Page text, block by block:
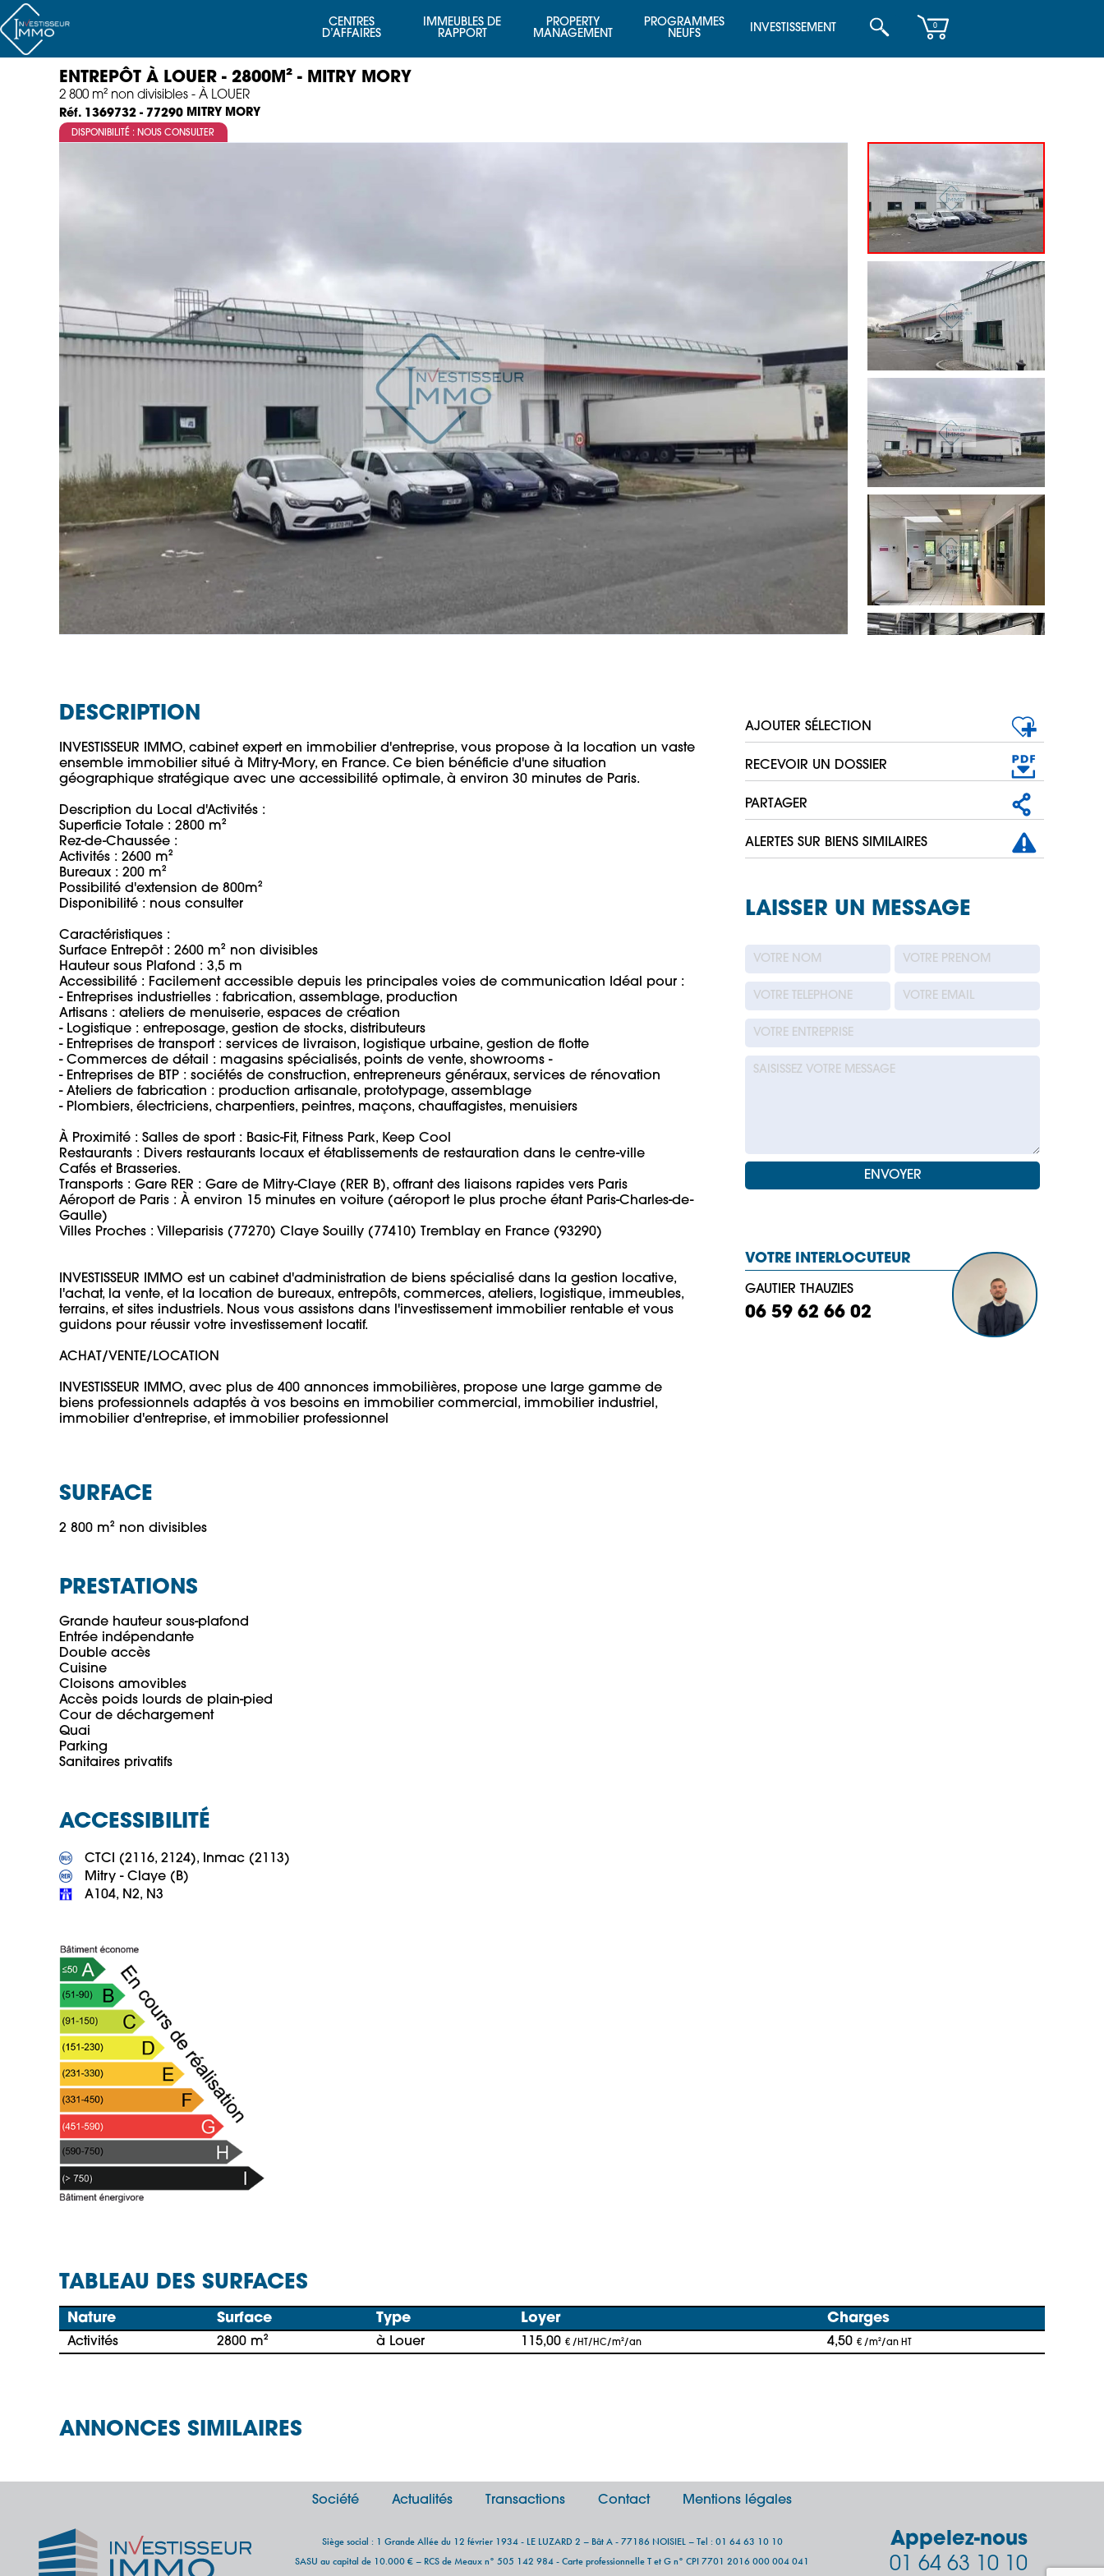
CENTRES
D’AFFAIRES
IMMEUBLES DE
RAPPORT
PROPERTY
MANAGEMENT
PROGRAMMES
NEUFS
INVESTISSEMENT 0
ENTREPÔT À LOUER - 2800M² - MITRY MORY
2 800 m² non divisibles - À LOUER
Réf. 1369732 - 77290 MITRY MORY
DISPONIBILITÉ : NOUS CONSULTER
DESCRIPTION
INVESTISSEUR IMMO, cabinet expert en immobilier d'entreprise, vous propose à la location un vaste
ensemble immobilier situé à Mitry-Mory, en France. Ce bien bénéficie d'une situation
géographique stratégique avec une accessibilité optimale, à environ 30 minutes de Paris.
Description du Local d'Activités :
Superficie Totale : 2800 m²
Rez-de-Chaussée :
Activités : 2600 m²
Bureaux : 200 m²
Possibilité d'extension de 800m²
Disponibilité : nous consulter
Caractéristiques :
Surface Entrepôt : 2600 m² non divisibles
Hauteur sous Plafond : 3,5 m
Accessibilité : Facilement accessible depuis les principales voies de communication Idéal pour :
- Entreprises industrielles : fabrication, assemblage, production
Artisans : ateliers de menuiserie, espaces de création
- Logistique : entreposage, gestion de stocks, distributeurs
- Entreprises de transport : services de livraison, logistique urbaine, gestion de flotte
- Commerces de détail : magasins spécialisés, points de vente, showrooms -
- Entreprises de BTP : sociétés de construction, entrepreneurs généraux, services de rénovation
- Ateliers de fabrication : production artisanale, prototypage, assemblage
- Plombiers, électriciens, charpentiers, peintres, maçons, chauffagistes, menuisiers
À Proximité : Salles de sport : Basic-Fit, Fitness Park, Keep Cool
Restaurants : Divers restaurants locaux et établissements de restauration dans le centre-ville
Cafés et Brasseries.
Transports : Gare RER : Gare de Mitry-Claye (RER B), offrant des liaisons rapides vers Paris
Aéroport de Paris : À environ 15 minutes en voiture (aéroport le plus proche étant Paris-Charles-de-
Gaulle)
Villes Proches : Villeparisis (77270) Claye Souilly (77410) Tremblay en France (93290)
INVESTISSEUR IMMO est un cabinet d'administration de biens spécialisé dans la gestion locative,
l'achat, la vente, et la location de bureaux, entrepôts, commerces, ateliers, logistique, immeubles,
terrains, et sites industriels. Nous vous assistons dans l'investissement immobilier rentable et vous
guidons pour réussir votre investissement locatif.
ACHAT/VENTE/LOCATION
INVESTISSEUR IMMO, avec plus de 400 annonces immobilières, propose une large gamme de
biens professionnels adaptés à vos besoins en immobilier commercial, immobilier industriel,
immobilier d'entreprise, et immobilier professionnel
SURFACE
2 800 m² non divisibles
PRESTATIONS
Grande hauteur sous-plafond
Entrée indépendante
Double accès
Cuisine
Cloisons amovibles
Accès poids lourds de plain-pied
Cour de déchargement
Quai
Parking
ACCESSIBILITÉ
A104, N2, N3
AJOUTER SÉLECTION
RECEVOIR UN DOSSIER
PARTAGER
ALERTES SUR BIENS SIMILAIRES
LAISSER UN MESSAGE
VOTRE INTERLOCUTEUR
GAUTIER THAUZIES
06 59 62 66 02
TABLEAU DES SURFACES
Nature Surface Type Loyer Charges
Activités 2800 m² à Louer 115,00 € /HT/HC/m²/an 4,50 € /m²/an HT
ANNONCES SIMILAIRES
Société Actualités Transactions Contact Mentions légales
Siège social : 1 Grande Allée du 12 février 1934 - LE LUZARD 2 – Bât A - 77186 NOISIEL – Tel : 01 64 63 10 10
SASU au capital de 10.000 € – RCS de Meaux n° 505 142 984 - Carte professionnelle T et G n° CPI 7701 2016 000 004 041
Appelez-nous
01 64 63 10 10